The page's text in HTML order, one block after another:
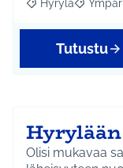
Rajaa tulokset
Hyrylä Rajaa
Tutustu
Olisi mukavaa